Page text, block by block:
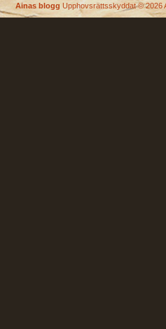
Ainas blogg Upphovsrättsskyddat © 2026